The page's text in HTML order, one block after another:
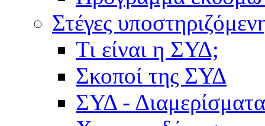
Στέγες
Τι είναι η ΣΥΔ;
Σκοποί της ΣΥΔ
ΣΥΔ -